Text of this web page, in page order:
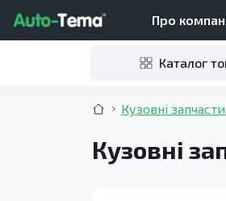
Про
Каталог
Кузовні
Кузовні